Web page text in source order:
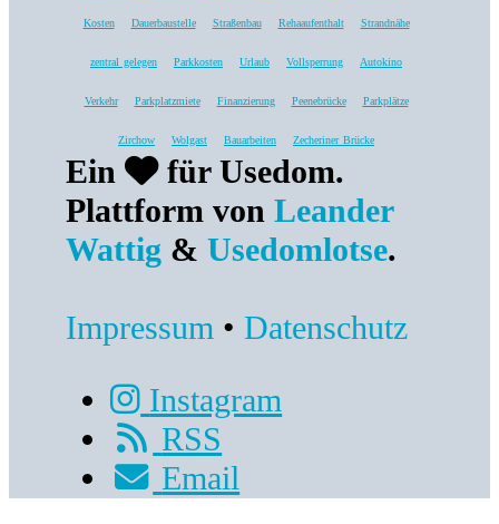
Kosten Dauerbaustelle Straßenbau Rehaaufenthalt Strandnähe
zentral gelegen Parkkosten Urlaub Vollsperrung Autokino
Verkehr Parkplatzmiete Finanzierung Peenebrücke Parkplätze
Zirchow Wolgast Bauarbeiten Zecheriner Brücke
Ein
für Usedom.
Plattform vonLeander
Wattig &Usedomlotse.
Impressum • Datenschutz
Instagram
RSS
Email